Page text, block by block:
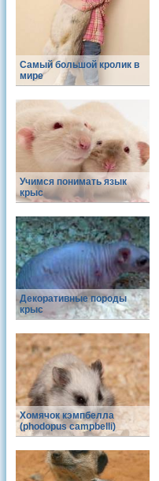
Самый большой кролик в
мире
Учимся понимать язык
крыс
Декоративные породы
крыс
Хомячок кэмпбелла
(phodopus campbelli)